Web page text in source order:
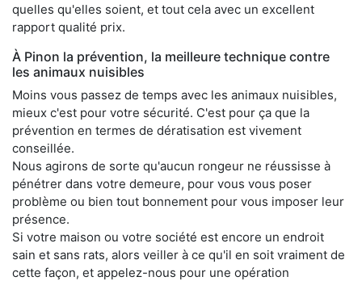
quelles qu'elles soient, et tout cela avec un excellent
rapport qualité prix.
À Pinon la prévention, la meilleure technique contre
les animaux nuisibles
Moins vous passez de temps avec les animaux nuisibles,
mieux c'est pour votre sécurité. C'est pour ça que la
prévention en termes de dératisation est vivement
conseillée.
Nous agirons de sorte qu'aucun rongeur ne réussisse à
pénétrer dans votre demeure, pour vous vous poser
problème ou bien tout bonnement pour vous imposer leur
présence.
Si votre maison ou votre société est encore un endroit
sain et sans rats, alors veiller à ce qu'il en soit vraiment de
cette façon, et appelez-nous pour une opération